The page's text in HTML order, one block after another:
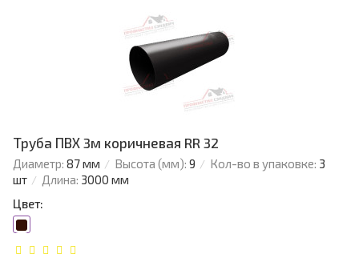
Труба ПВХ 3м коричневая RR 32
Диаметр: 87 мм Высота (мм): 9 Кол-во в упаковке: 3
шт
Длина: 3000 мм
Цвет: